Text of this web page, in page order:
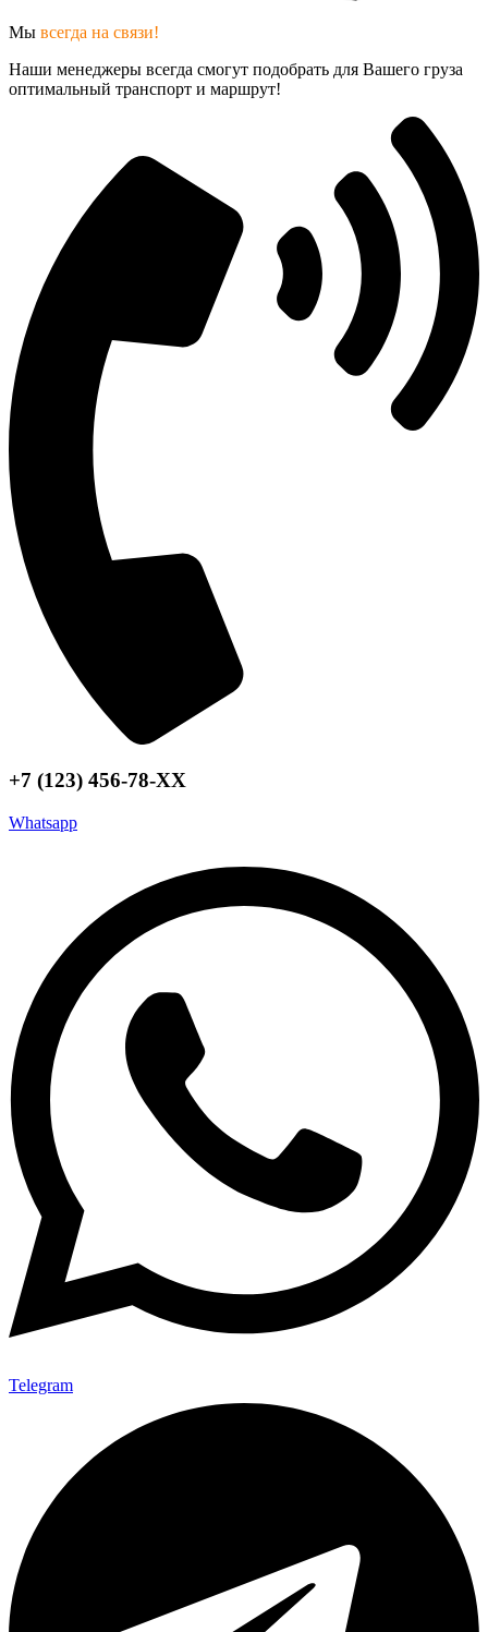
Мы всегда на связи!
Наши менеджеры всегда смогут подобрать для Вашего груза
оптимальный транспорт и маршрут!
+7 (123) 456-78-ХХ
Whatsapp
Telegram